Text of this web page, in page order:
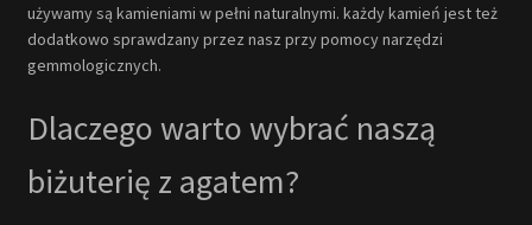
używamy są kamieniami w pełni naturalnymi. każdy kamień jest też
dodatkowo sprawdzany przez nasz przy pomocy narzędzi
gemmologicznych.
Dlaczego warto wybrać naszą
biżuterię z agatem?